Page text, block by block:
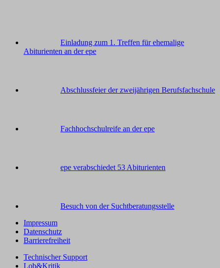
Einladung zum 1. Treffen für ehemalige
Abiturienten an der epe
Abschlussfeier der zweijährigen Berufsfachschule
Fachhochschulreife an der epe
epe verabschiedet 53 Abiturienten
Besuch von der Suchtberatungsstelle
Impressum
Datenschutz
Barrierefreiheit
Technischer Support
Lob&Kritik